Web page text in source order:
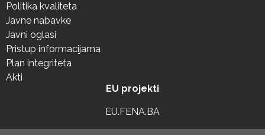
Politika kvaliteta
Javne nabavke
Javni oglasi
Pristup informacijama
Plan integriteta
Akti
EU projekti
EU.FENA.BA